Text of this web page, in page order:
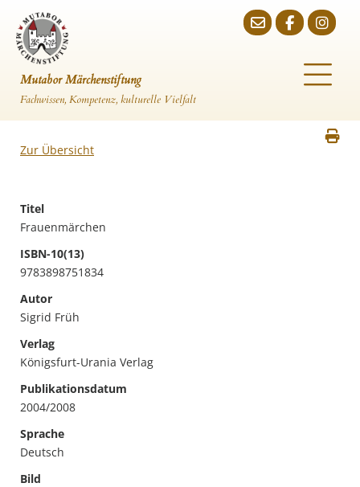
Mutabor Märchenstiftung
Fachwissen, Kompetenz, kulturelle Vielfalt
Zur Übersicht
Titel
Frauenmärchen
ISBN-10(13)
9783898751834
Autor
Sigrid Früh
Verlag
Königsfurt-Urania Verlag
Publikationsdatum
2004/2008
Sprache
Deutsch
Bild